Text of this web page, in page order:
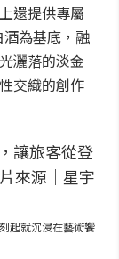
還提供專屬
為基底，融
灑落的淡金
交織的創作
起就沉浸在藝術饗